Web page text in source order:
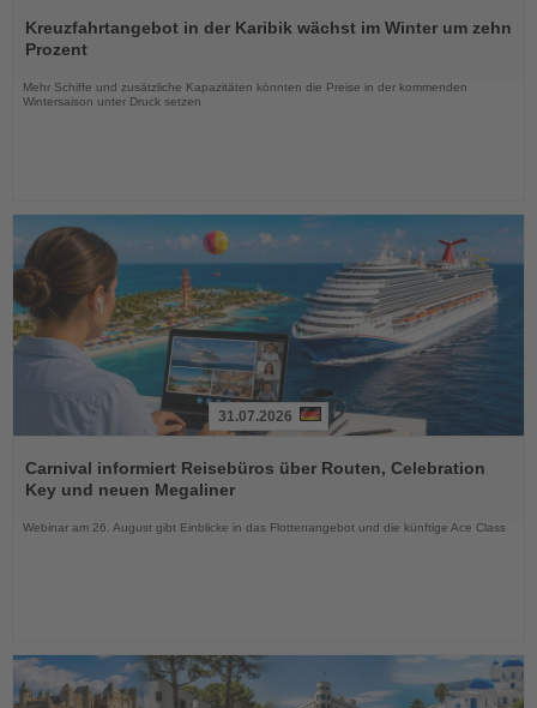
Sie
die
Kreuzfahrtangebot in der Karibik wächst im Winter um zehn
Prozent
Mehr Schiffe und zusätzliche Kapazitäten könnten die Preise in der kommenden
Wintersaison unter Druck setzen
Sie
die
Nachrichten
31.07.2026
Carnival informiert Reisebüros über Routen, Celebration
Key und neuen Megaliner
Webinar am 26. August gibt Einblicke in das Flottenangebot und die künftige Ace Class